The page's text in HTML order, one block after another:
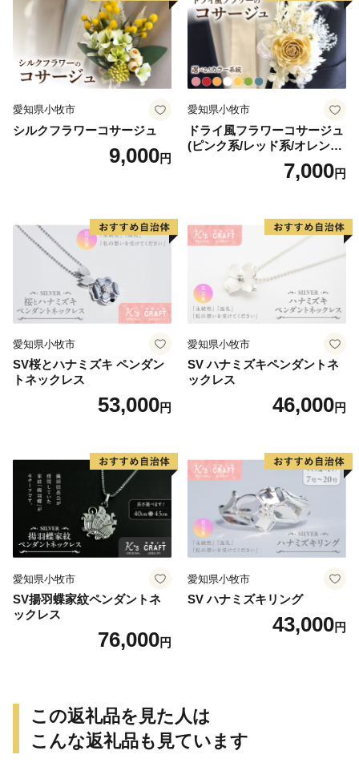
愛知県小牧市
シルクフラワーコサージュ
9,000円
愛知県小牧市
ドライ風フラワーコサージュ
(ピンク系/レッド系/オレンジ
系/ホワイト系/イエロー系/グ
リーン系/ブルー系）7,000円
愛知県小牧市
SV桜とハナミズキ ペンダン
トネックレス
53,000円
愛知県小牧市
SV ハナミズキペンダントネ
ックレス
46,000円
愛知県小牧市
SV揚羽蝶家紋ペンダントネ
ックレス
76,000円
愛知県小牧市
SV ハナミズキリング
43,000円
この返礼品を見た人は
こんな返礼品も見ています